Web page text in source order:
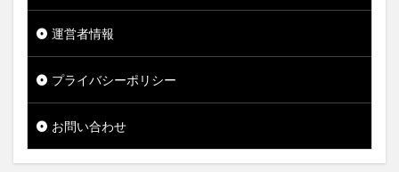
運営者情報
プライバシーポリシー
お問い合わせ